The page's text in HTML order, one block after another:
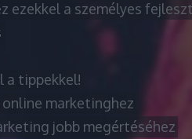
ezekkel a személyes
a tippekkel!
marketinghez
jobb megértéséhez